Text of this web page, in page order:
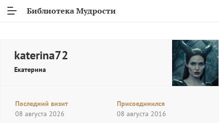
Библиотека Мудрости
katerina72
Екатерина
Последний визит
08 августа 2026
Присоединился
08 августа 2016